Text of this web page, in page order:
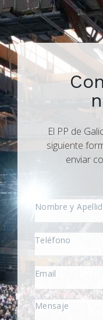
El PP de
siguiente
enviar